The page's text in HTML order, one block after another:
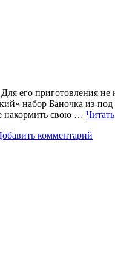
Для его
набор Баночка из-
накормить свою …
комментарий